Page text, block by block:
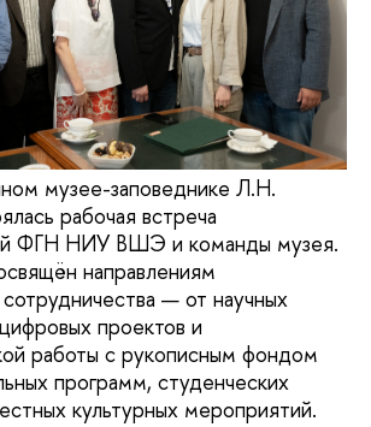
музее-заповеднике Л.Н.
рабочая встреча
ФГН НИУ ВШЭ и команды музея.
направлениям
— от научных
проектов и
работы с рукописным фондом
программ, студенческих
культурных мероприятий.